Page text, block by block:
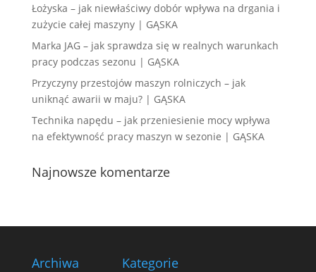
Łożyska – jak niewłaściwy dobór wpływa na drgania i
zużycie całej maszyny | GĄSKA
Marka JAG – jak sprawdza się w realnych warunkach
pracy podczas sezonu | GĄSKA
Przyczyny przestojów maszyn rolniczych – jak
uniknąć awarii w maju? | GĄSKA
Technika napędu – jak przeniesienie mocy wpływa
na efektywność pracy maszyn w sezonie | GĄSKA
Najnowsze komentarze
Archiwa Kategorie